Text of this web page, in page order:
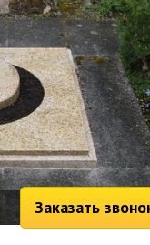
Заказать